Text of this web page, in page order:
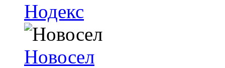
Нодекс
Новосел